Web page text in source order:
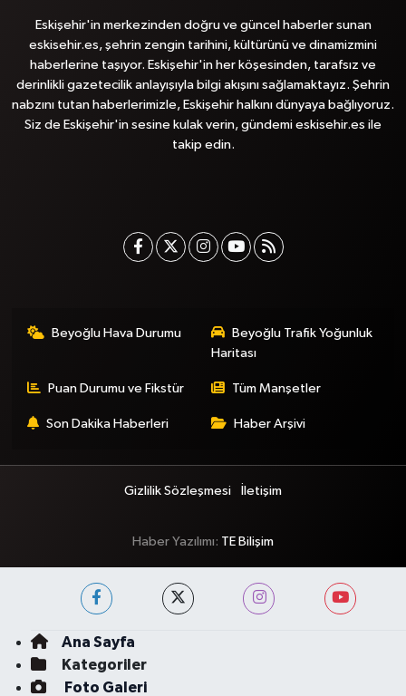
Eskişehir'in merkezinden doğru ve güncel haberler sunan
eskisehir.es, şehrin zengin tarihini, kültürünü ve dinamizmini
haberlerine taşıyor. Eskişehir'in her köşesinden, tarafsız ve
derinlikli gazetecilik anlayışıyla bilgi akışını sağlamaktayız. Şehrin
nabzını tutan haberlerimizle, Eskişehir halkını dünyaya bağlıyoruz.
Siz de Eskişehir'in sesine kulak verin, gündemi eskisehir.es ile
takip edin.
Beyoğlu Hava Durumu
Beyoğlu Trafik Yoğunluk
Haritası
Puan Durumu ve Fikstür Tüm Manşetler
Son Dakika Haberleri Haber Arşivi
Gizlilik Sözleşmesi İletişim
Haber Yazılımı: TE Bilişim
Ana Sayfa
Kategoriler
Foto Galeri